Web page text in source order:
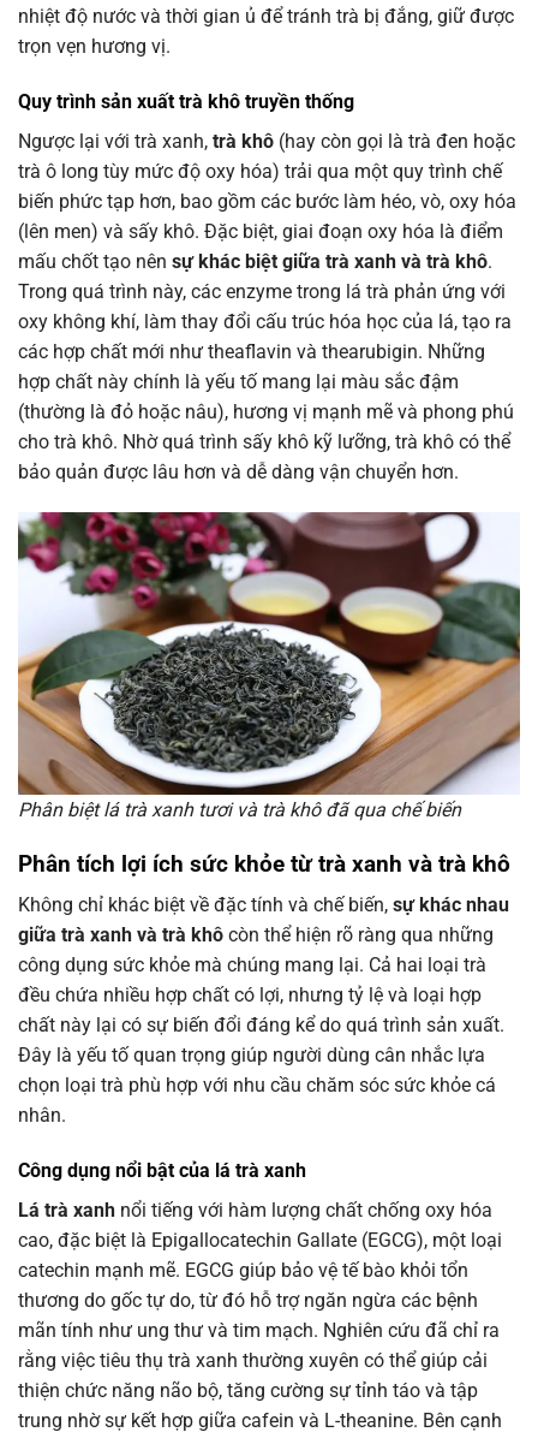
nhiệt độ nước và thời gian ủ để tránh trà bị đắng, giữ được
trọn vẹn hương vị.
Quy trình sản xuất trà khô truyền thống
Ngược lại với trà xanh, trà khô (hay còn gọi là trà đen hoặc
trà ô long tùy mức độ oxy hóa) trải qua một quy trình chế
biến phức tạp hơn, bao gồm các bước làm héo, vò, oxy hóa
(lên men) và sấy khô. Đặc biệt, giai đoạn oxy hóa là điểm
mấu chốt tạo nên sự khác biệt giữa trà xanh và trà khô.
Trong quá trình này, các enzyme trong lá trà phản ứng với
oxy không khí, làm thay đổi cấu trúc hóa học của lá, tạo ra
các hợp chất mới như theaflavin và thearubigin. Những
hợp chất này chính là yếu tố mang lại màu sắc đậm
(thường là đỏ hoặc nâu), hương vị mạnh mẽ và phong phú
cho trà khô. Nhờ quá trình sấy khô kỹ lưỡng, trà khô có thể
bảo quản được lâu hơn và dễ dàng vận chuyển hơn.
Phân biệt lá trà xanh tươi và trà khô đã qua chế biến
Phân tích lợi ích sức khỏe từ trà xanh và trà khô
Không chỉ khác biệt về đặc tính và chế biến, sự khác nhau
giữa trà xanh và trà khô còn thể hiện rõ ràng qua những
công dụng sức khỏe mà chúng mang lại. Cả hai loại trà
đều chứa nhiều hợp chất có lợi, nhưng tỷ lệ và loại hợp
chất này lại có sự biến đổi đáng kể do quá trình sản xuất.
Đây là yếu tố quan trọng giúp người dùng cân nhắc lựa
chọn loại trà phù hợp với nhu cầu chăm sóc sức khỏe cá
nhân.
Công dụng nổi bật của lá trà xanh
Lá trà xanh nổi tiếng với hàm lượng chất chống oxy hóa
cao, đặc biệt là Epigallocatechin Gallate (EGCG), một loại
catechin mạnh mẽ. EGCG giúp bảo vệ tế bào khỏi tổn
thương do gốc tự do, từ đó hỗ trợ ngăn ngừa các bệnh
mãn tính như ung thư và tim mạch. Nghiên cứu đã chỉ ra
rằng việc tiêu thụ trà xanh thường xuyên có thể giúp cải
thiện chức năng não bộ, tăng cường sự tỉnh táo và tập
trung nhờ sự kết hợp giữa cafein và L-theanine. Bên cạnh